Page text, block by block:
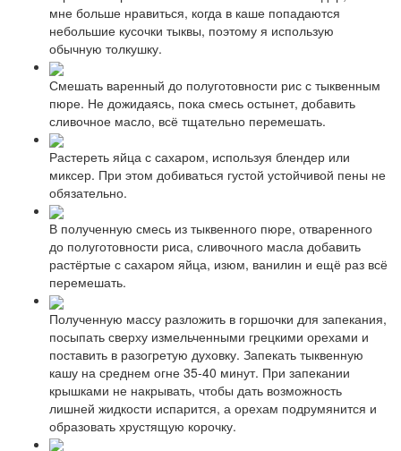
мне больше нравиться, когда в каше попадаются
небольшие кусочки тыквы, поэтому я использую
обычную толкушку.
Смешать варенный до полуготовности рис с тыквенным
пюре. Не дожидаясь, пока смесь остынет, добавить
сливочное масло, всё тщательно перемешать.
Растереть яйца с сахаром, используя блендер или
миксер. При этом добиваться густой устойчивой пены не
обязательно.
В полученную смесь из тыквенного пюре, отваренного
до полуготовности риса, сливочного масла добавить
растёртые с сахаром яйца, изюм, ванилин и ещё раз всё
перемешать.
Полученную массу разложить в горшочки для запекания,
посыпать сверху измельченными грецкими орехами и
поставить в разогретую духовку. Запекать тыквенную
кашу на среднем огне 35-40 минут. При запекании
крышками не накрывать, чтобы дать возможность
лишней жидкости испарится, а орехам подрумянится и
образовать хрустящую корочку.